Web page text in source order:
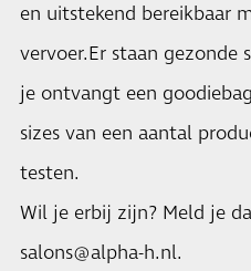
en uitstekend bereikbaar
vervoer.Er staan gezonde
je ontvangt een
sizes van een aantal
testen.
Wil je erbij zijn? Meld je
salons@alpha-h.nl.